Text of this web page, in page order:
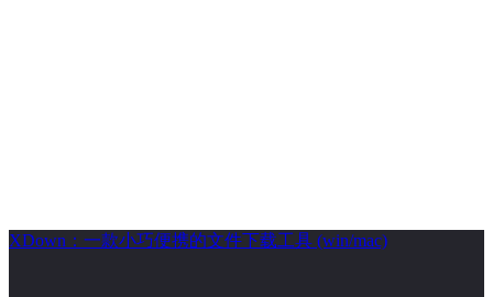
XDown：一款小巧便携的文件下载工具 (win/mac)